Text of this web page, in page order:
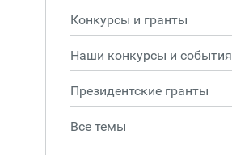
Конкурсы и гранты
Наши конкурсы и события
Президентские гранты
Все темы